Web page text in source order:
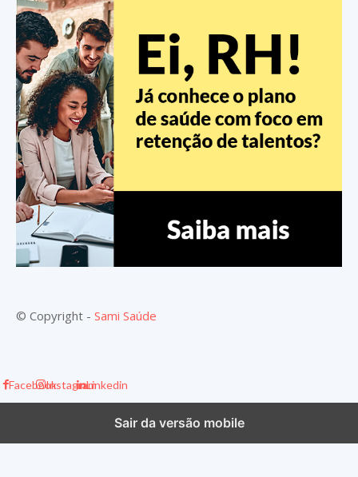
© Copyright - Sami Saúde
FacebookInstagramLinkedin
Sair da versão mobile